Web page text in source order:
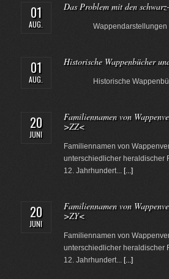
01
AUG.
Das Problem mit den
Wappendarstellungen
01
AUG.
Historische Wappenbücher
Historische
20
JUNI
Familiennamen von
>ZZ<
Familiennamen von
unterschiedlicher heraldischer
12. Jahrhundert... [...]
20
JUNI
Familiennamen von
>ZY<
Familiennamen von
unterschiedlicher heraldischer
12. Jahrhundert... [...]